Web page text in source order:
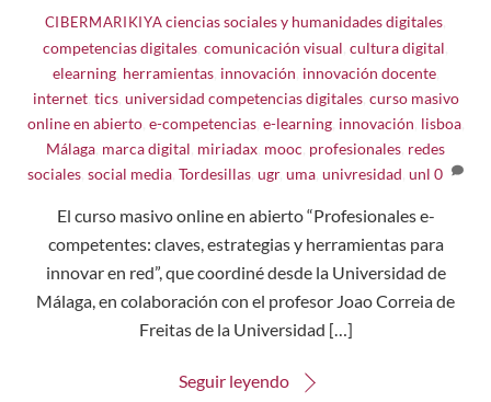
CIBERMARIKIYA ciencias sociales y humanidades digitales
competencias digitales comunicación visual cultura digital
elearning, herramientas, innovación innovación docente,
internet, tics, universidad competencias digitales, curso masivo
online en abierto, e-competencias, e-learning, innovación lisboa,
Málaga marca digital miriadax mooc profesionales redes
sociales, social media, Tordesillas, ugr, uma, univresidad unl 0
El curso masivo online en abierto “Profesionales e-
competentes: claves, estrategias y herramientas para
innovar en red”, que coordiné desde la Universidad de
Málaga, en colaboración con el profesor Joao Correia de
Freitas de la Universidad […]
Seguir leyendo